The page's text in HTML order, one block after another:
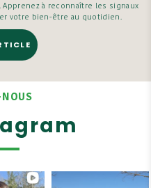
à reconnaître les signaux
votre bien-être au quotidien.